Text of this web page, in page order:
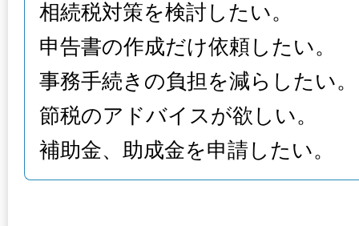
相続税対策を検討したい。
申告書の作成だけ依頼したい。
事務手続きの負担を減らしたい。
節税のアドバイスが欲しい。
補助金、助成金を申請したい。